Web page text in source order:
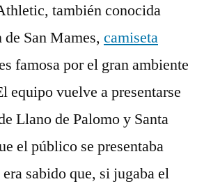
también conocida
San Mames, camiseta
famosa por el gran ambiente
equipo vuelve a presentarse
Llano de Palomo y Santa
el público se presentaba
sabido que, si jugaba el